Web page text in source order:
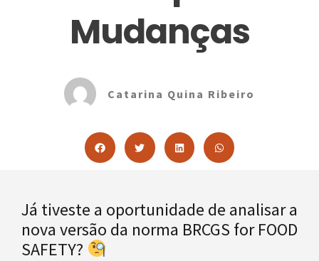
Mudanças
Catarina Quina Ribeiro
Já tiveste a oportunidade de analisar a
nova versão da norma BRCGS for FOOD
SAFETY?